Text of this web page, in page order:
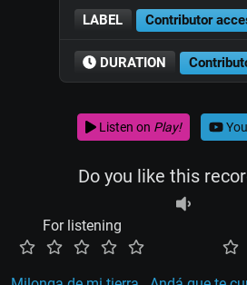
LABEL Contributor
DURATION
Listen on Play!
Do you like this
For listening